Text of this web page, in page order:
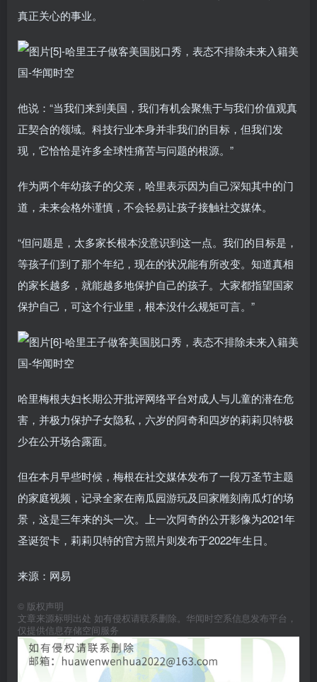
真正关心的事业。
他说：“当我们来到美国，我们有机会聚焦于与我们价值观真
正契合的领域。科技行业本身并非我们的目标，但我们发
现，它恰恰是许多全球性痛苦与问题的根源。”
作为两个年幼孩子的父亲，哈里表示因为自己深知其中的门
道，未来会格外谨慎，不会轻易让孩子接触社交媒体。
“但问题是，太多家长根本没意识到这一点。我们的目标是，
等孩子们到了那个年纪，现在的状况能有所改变。知道真相
的家长越多，就能越多地保护自己的孩子。大家都指望国家
保护自己，可这个行业里，根本没什么规矩可言。”
哈里梅根夫妇长期公开批评网络平台对成人与儿童的潜在危
害，并极力保护子女隐私，六岁的阿奇和四岁的莉莉贝特极
少在公开场合露面。
但在本月早些时候，梅根在社交媒体发布了一段万圣节主题
的家庭视频，记录全家在南瓜园游玩及回家雕刻南瓜灯的场
景，这是三年来的头一次。上一次阿奇的公开影像为2021年
圣诞贺卡，莉莉贝特的官方照片则发布于2022年生日。
来源：网易
© 版权声明
文章来源标明出处 如有侵权请联系删除。华闻时空系信息发布平台，
仅提供信息存储空间服务